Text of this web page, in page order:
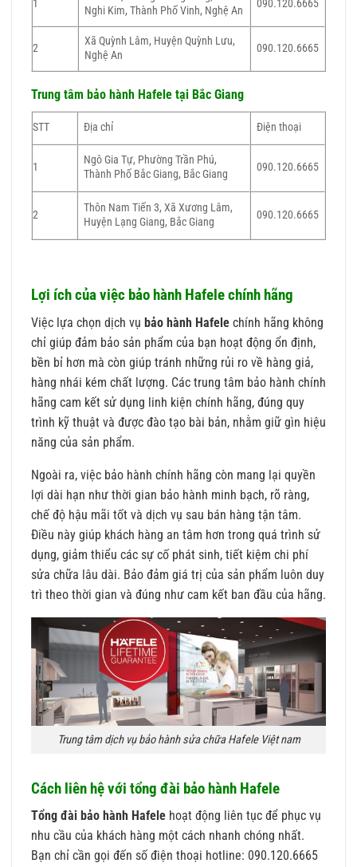
1
Nghi Kim, Thành Phố Vinh, Nghệ An
090.120.6665
2
Xã Quỳnh Lâm, Huyện Quỳnh Lưu,
Nghệ An
090.120.6665
Trung tâm bảo hành Hafele tại Bắc Giang
STT Địa chỉ Điện thoại
1
Ngô Gia Tự, Phường Trần Phú,
Thành Phố Bắc Giang, Bắc Giang
090.120.6665
2
Thôn Nam Tiến 3, Xã Xương Lâm,
Huyện Lạng Giang, Bắc Giang
090.120.6665
Lợi ích của việc bảo hành Hafele chính hãng
Việc lựa chọn dịch vụ bảo hành Hafele chính hãng không
chỉ giúp đảm bảo sản phẩm của bạn hoạt động ổn định,
bền bỉ hơn mà còn giúp tránh những rủi ro về hàng giả,
hàng nhái kém chất lượng. Các trung tâm bảo hành chính
hãng cam kết sử dụng linh kiện chính hãng, đúng quy
trình kỹ thuật và được đào tạo bài bản, nhằm giữ gìn hiệu
năng của sản phẩm.
Ngoài ra, việc bảo hành chính hãng còn mang lại quyền
lợi dài hạn như thời gian bảo hành minh bạch, rõ ràng,
chế độ hậu mãi tốt và dịch vụ sau bán hàng tận tâm.
Điều này giúp khách hàng an tâm hơn trong quá trình sử
dụng, giảm thiểu các sự cố phát sinh, tiết kiệm chi phí
sửa chữa lâu dài. Bảo đảm giá trị của sản phẩm luôn duy
trì theo thời gian và đúng như cam kết ban đầu của hãng.
Trung tâm dịch vụ bảo hành sửa chữa Hafele Việt nam
Cách liên hệ với tổng đài bảo hành Hafele
Tổng đài bảo hành Hafele hoạt động liên tục để phục vụ
nhu cầu của khách hàng một cách nhanh chóng nhất.
Bạn chỉ cần gọi đến số điện thoại hotline: 090.120.6665